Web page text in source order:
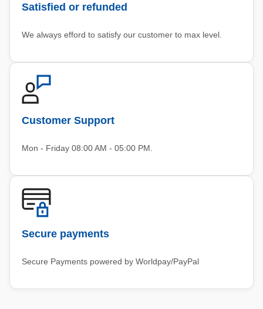
Satisfied or refunded
We always efford to satisfy our customer to max level.
Customer Support
Mon - Friday 08:00 AM - 05:00 PM.
Secure payments
Secure Payments powered by Worldpay/PayPal